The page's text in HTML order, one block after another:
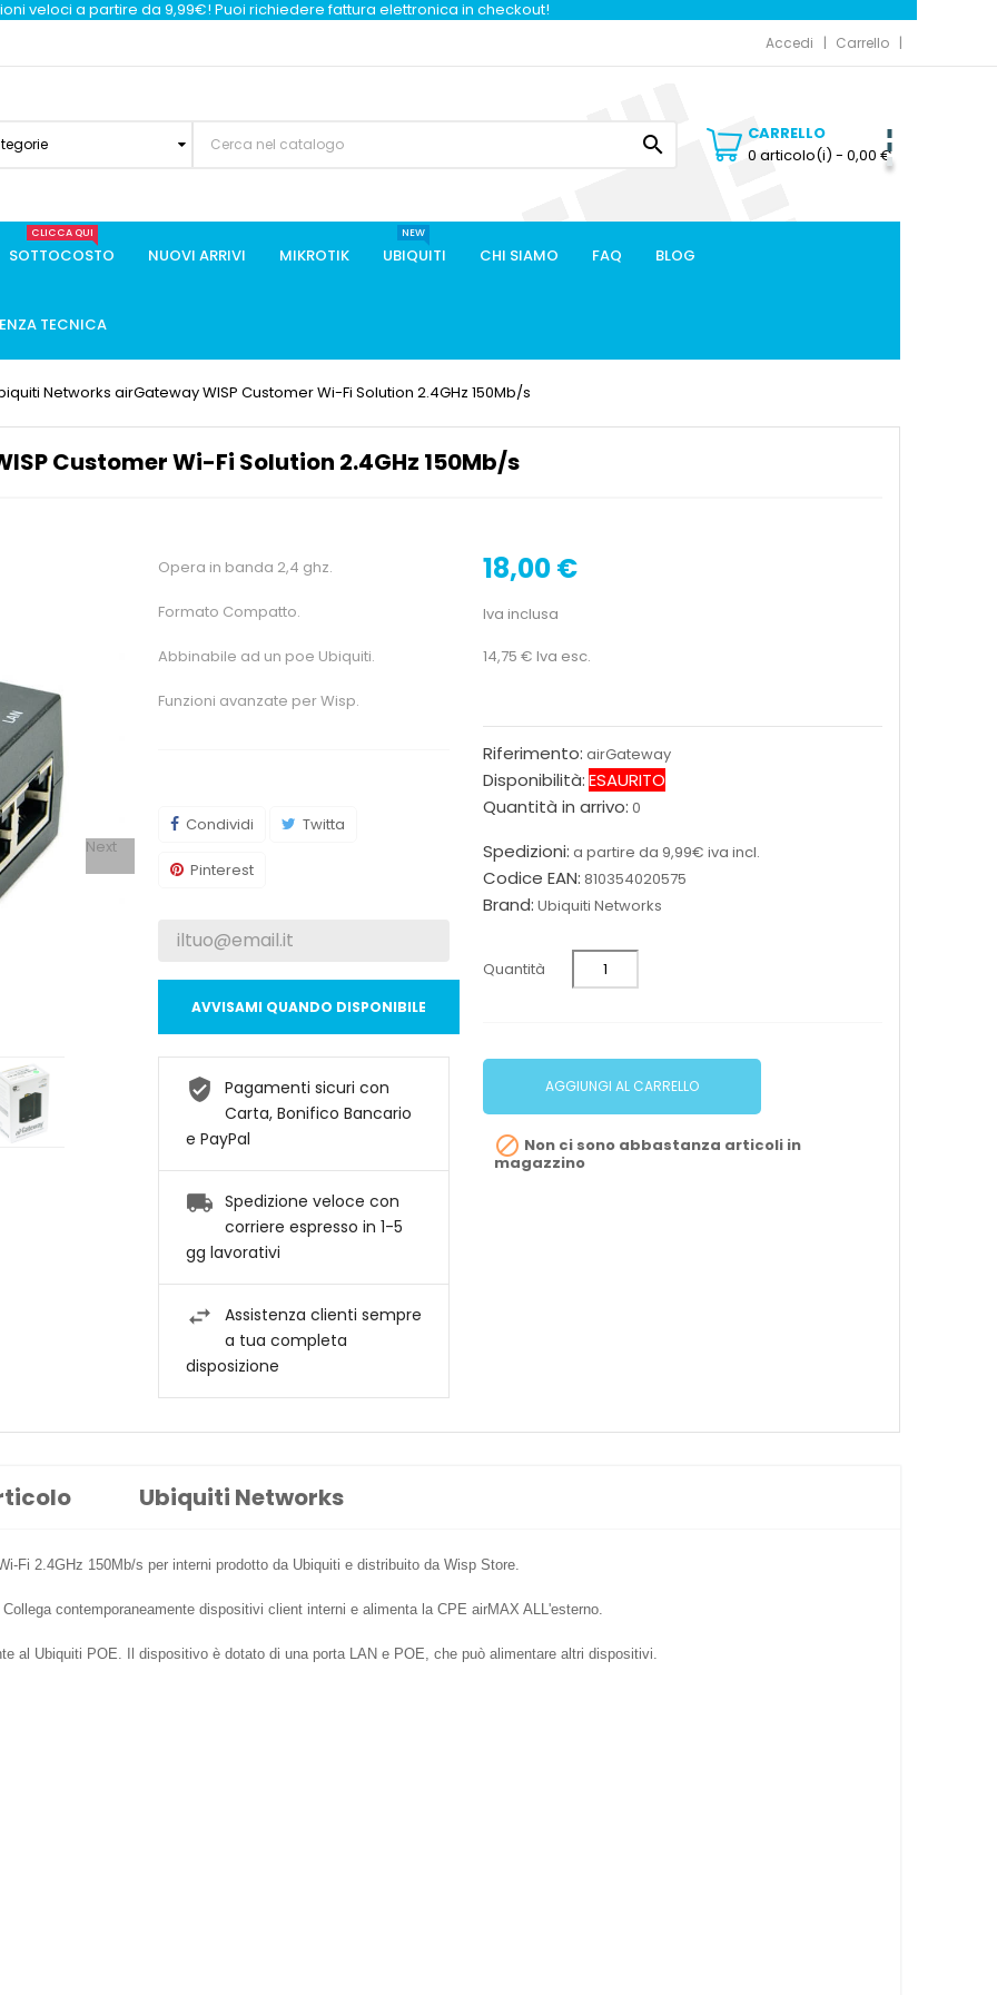
veloci a partire da 9,99€! Puoi richiedere fattura elettronica in checkout!
Accedi Carrello

CARRELLO
0 articolo(i) - 0,00 €
SOTTOCOSTO
CLICCA QUI
NUOVI ARRIVI MIKROTIK UBIQUITI
NEW
CHI SIAMO FAQ BLOG
TECNICA
Networks airGateway WISP Customer Wi-Fi Solution 2.4GHz 150Mb/s
Customer Wi-Fi Solution 2.4GHz 150Mb/s
Next
18,00 €
Iva inclusa
14,75 € Iva esc.
Riferimento: airGateway
Disponibilità:ESAURITO
Quantità in arrivo: 0
Spedizioni: a partire da 9,99€ iva incl.
Codice EAN: 810354020575
Brand: Ubiquiti Networks
Quantità
AGGIUNGI AL CARRELLO
 Non ci sono abbastanza articoli in
magazzino
Opera in banda 2,4 ghz.
Formato Compatto.
Abbinabile ad un poe Ubiquiti.
Funzioni avanzate per Wisp.
Condividi Twitta
Pinterest
AVVISAMI QUANDO DISPONIBILE
Pagamenti sicuri con
Carta, Bonifico Bancario
e PayPal
Spedizione veloce con
corriere espresso in 1-5
gg lavorativi
Assistenza clienti sempre
a tua completa
disposizione
Ubiquiti Networks
Fi 2.4GHz 150Mb/s per interni prodotto da Ubiquiti e distribuito da Wisp Store.
Collega contemporaneamente dispositivi client interni e alimenta la CPE airMAX ALL'esterno.
al Ubiquiti POE. Il dispositivo è dotato di una porta LAN e POE, che può alimentare altri dispositivi.